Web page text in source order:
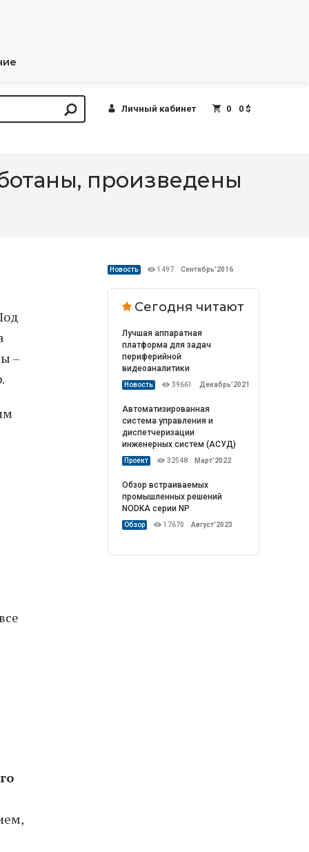
Личный кабинет 0 0 $
произведены
–
Новость 1497 Сентябрь’2016
Сегодня читают
Лучшая аппаратная
платформа для задач
периферийной
видеоаналитики
Новость 39661 Декабрь’2021
Автоматизированная
система управления и
диспетчеризации
инженерных систем (АСУД)
Проект 32548 Март’2022
Обзор встраиваемых
промышленных решений
NODKA серии NP
Обзор 17670 Август’2023